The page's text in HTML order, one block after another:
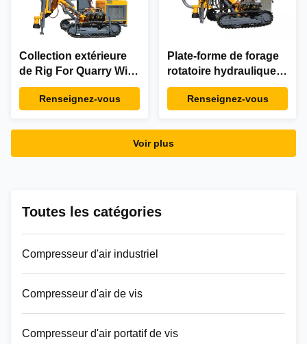
Collection extérieure
de Rig For Quarry With
Dust de perceuse
d'exploitation de
Renseignez-vous
Plate-forme de forage
rotatoire hydraulique
de trou d'alésage de
souffle pneumatique
KG310
Renseignez-vous
Voir plus
Toutes les catégories
Compresseur d'air industriel
Compresseur d'air de vis
Compresseur d'air portatif de vis